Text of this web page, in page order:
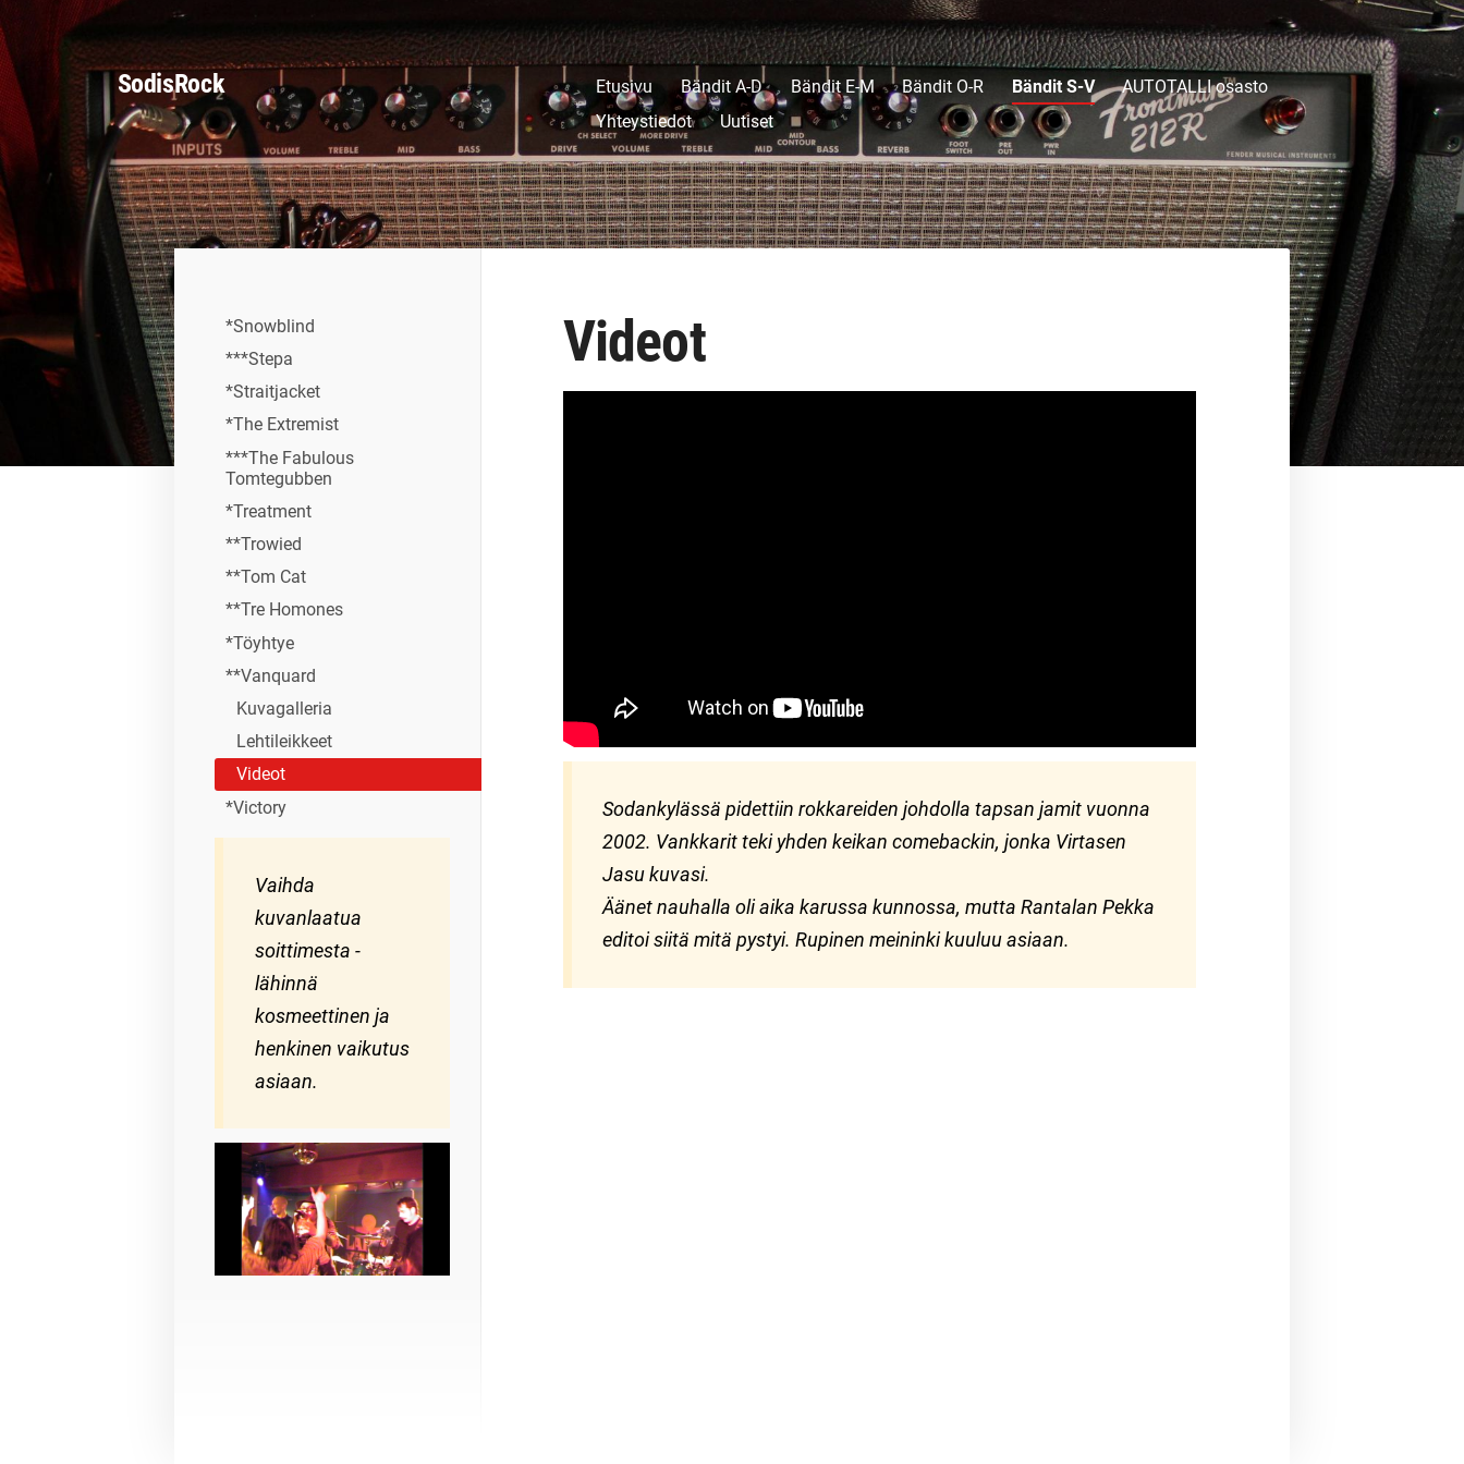
sivun
sisältöön
SodisRock Etusivu Bändit A-D Bändit E-M Bändit O-R Bändit S-V
AUTOTALLI osasto
Yhteystiedot
Uutiset
*Snowblind
***Stepa
*Straitjacket
*The Extremist
***The Fabulous
Tomtegubben
*Treatment
**Trowied
**Tom Cat
**Tre Homones
*Töyhtye
**Vanquard
Kuvagalleria
Lehtileikkeet
Videot
*Victory
Vaihda
kuvanlaatua
soittimesta -
lähinnä
kosmeettinen ja
henkinen vaikutus
asiaan.
Videot
Sodankylässä pidettiin rokkareiden johdolla tapsan jamit vuonna
2002. Vankkarit teki yhden keikan comebackin, jonka Virtasen
Jasu kuvasi.
Äänet nauhalla oli aika karussa kunnossa, mutta Rantalan Pekka
editoi siitä mitä pystyi. Rupinen meininki kuuluu asiaan.